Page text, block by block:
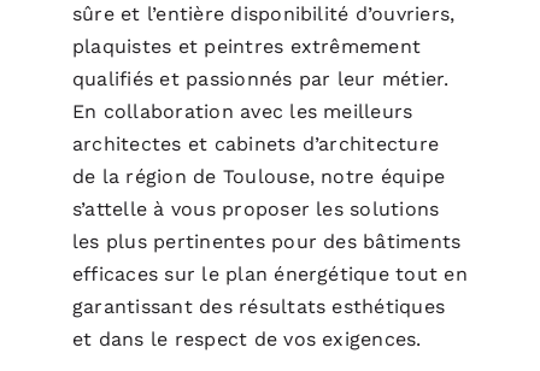
sûre et l’entière disponibilité d’ouvriers,
plaquistes et peintres extrêmement
qualifiés et passionnés par leur métier.
En collaboration avec les meilleurs
architectes et cabinets d’architecture
de la région de Toulouse, notre équipe
s’attelle à vous proposer les solutions
les plus pertinentes pour des bâtiments
efficaces sur le plan énergétique tout en
garantissant des résultats esthétiques
et dans le respect de vos exigences.